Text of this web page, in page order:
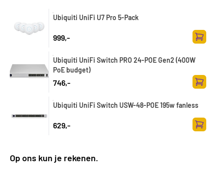
Ubiquiti UniFi U7 Pro 5-Pack
999,-
Zum
Ubiquiti UniFi Switch PRO 24-POE Gen2 (400W
PoE budget)
746,-
Zum
Ubiquiti UniFi Switch USW-48-POE 195w fanless
629,-
Zum
Op ons kun je rekenen.